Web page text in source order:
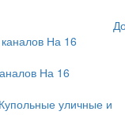
На 16
На 16
Купольные уличные и